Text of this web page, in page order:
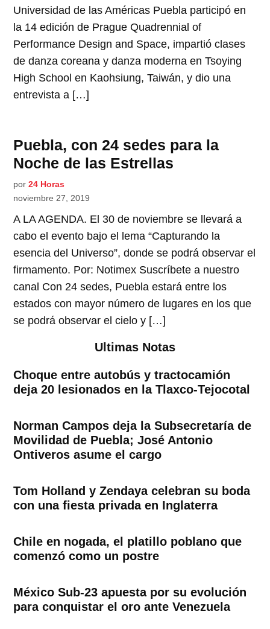
Universidad de las Américas Puebla participó en
la 14 edición de Prague Quadrennial of
Performance Design and Space, impartió clases
de danza coreana y danza moderna en Tsoying
High School en Kaohsiung, Taiwán, y dio una
entrevista a […]
Puebla, con 24 sedes para la
Noche de las Estrellas
por 24 Horas
noviembre 27, 2019
A LA AGENDA. El 30 de noviembre se llevará a
cabo el evento bajo el lema “Capturando la
esencia del Universo”, donde se podrá observar el
firmamento. Por: Notimex Suscríbete a nuestro
canal Con 24 sedes, Puebla estará entre los
estados con mayor número de lugares en los que
se podrá observar el cielo y […]
Ultimas Notas
Choque entre autobús y tractocamión
deja 20 lesionados en la Tlaxco-Tejocotal
Norman Campos deja la Subsecretaría de
Movilidad de Puebla; José Antonio
Ontiveros asume el cargo
Tom Holland y Zendaya celebran su boda
con una fiesta privada en Inglaterra
Chile en nogada, el platillo poblano que
comenzó como un postre
México Sub-23 apuesta por su evolución
para conquistar el oro ante Venezuela